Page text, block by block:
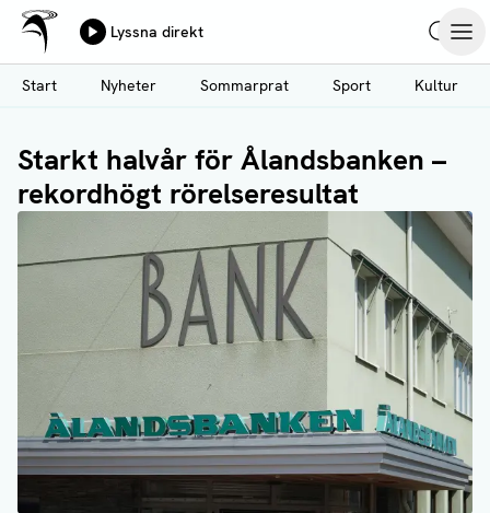
Hoppa
till
huvudinnehåll
Ålands Radio & TV
Lyssna direkt
Start
Nyheter Sommarprat Sport Kultur
Starkt halvår för Ålandsbanken –
rekordhögt rörelseresultat